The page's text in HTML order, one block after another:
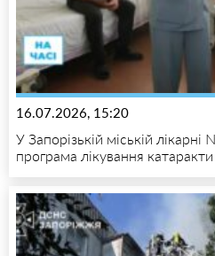
16.07.2026, 15:20
У Запорізькій міській
програма лікування катаракти